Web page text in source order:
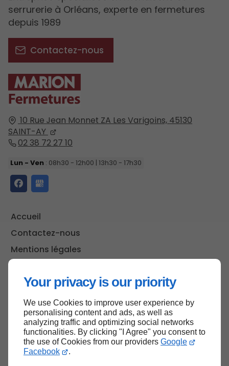
Your privacy is our priority
We use Cookies to improve user experience by
personalising content and ads, as well as
analyzing traffic and optimizing social networks
functionalities. By clicking "I Agree" you consent to
the use of Cookies from our providers Google
Facebook
.
10 Rue Jean Monnet ZA Les Varigoins, 45130
SAINT-AY
02 38 72 27 10
Lun - Ven : 08h30 - 12h00 | 13h30 - 17h30
Accueil
Contactez-nous
Mentions légales
serrurerie à Orléans, experte en fermetures
depuis 1989
Contactez-nous
Haut de page